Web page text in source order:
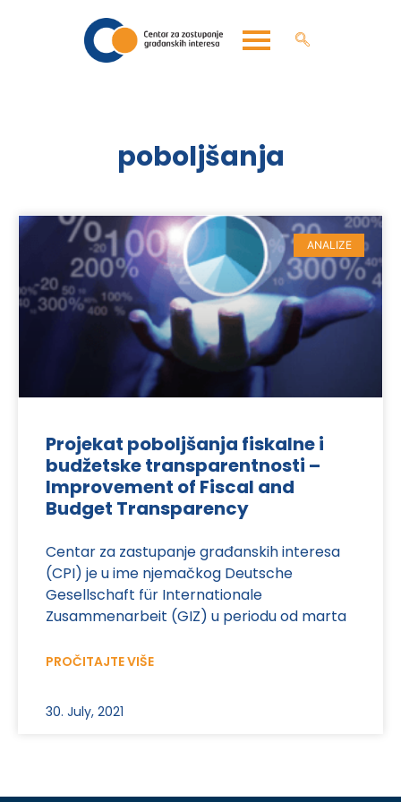
poboljšanja
ANALIZE
Projekat poboljšanja fiskalne i
budžetske transparentnosti –
Improvement of Fiscal and
Budget Transparency
Centar za zastupanje građanskih interesa
(CPI) je u ime njemačkog Deutsche
Gesellschaft für Internationale
Zusammenarbeit (GIZ) u periodu od marta
PROČITAJTE VIŠE
30. July, 2021